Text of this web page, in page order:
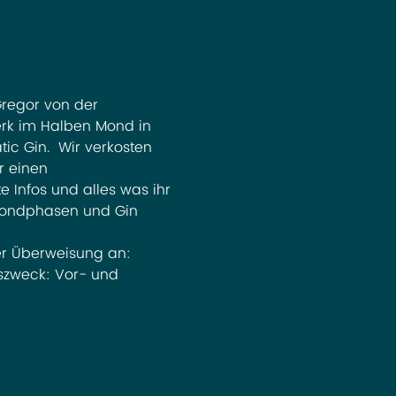
von der
im Halben Mond in
Gin.  Wir verkosten
einen
Infos und alles was ihr
und Gin
Überweisung an:
Vor- und